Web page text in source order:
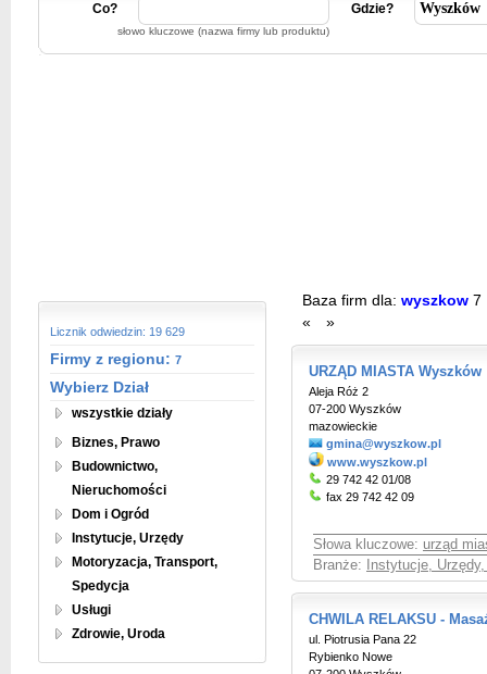
Co?
słowo kluczowe (nazwa firmy lub produktu)
Gdzie?
Licznik odwiedzin: 19 629
Firmy z regionu: 7
Wybierz Dział
wszystkie działy
Biznes, Prawo
Budownictwo,
Nieruchomości
Dom i Ogród
Instytucje, Urzędy
Motoryzacja, Transport,
Spedycja
Usługi
Zdrowie, Uroda
Baza firm dla: wyszkow 7
«
»
URZĄD MIASTA Wyszków
Aleja Róż 2
07-200 Wyszków
mazowieckie
gmina@wyszkow.pl
www.wyszkow.pl
29 742 42 01/08
fax 29 742 42 09
Słowa kluczowe: urząd
Branże:
Instytucje,
CHWILA RELAKSU -
ul. Piotrusia Pana 22
Rybienko Nowe